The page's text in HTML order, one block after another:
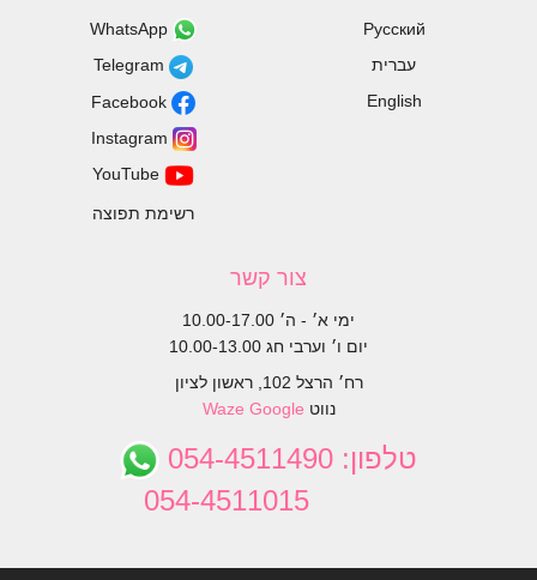
Русский
עברית
English
רשימת תפוצה
צור קשר
ימי א׳ - ה׳ 10.00-17.00
יום ו׳ וערבי חג 10.00-13.00
רח׳ הרצל 102, ראשון לציון
נווט
Waze Google
טלפון: 054-4511490
054-4511015